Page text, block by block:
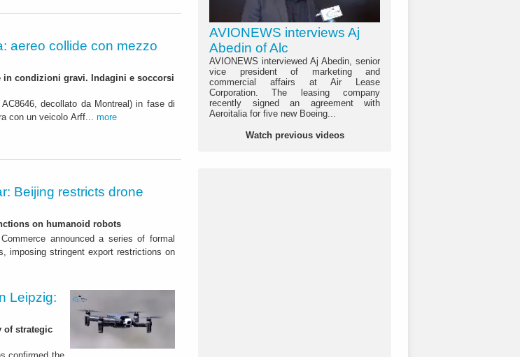
aereo collide con mezzo
in condizioni gravi. Indagini e soccorsi
decollato da Montreal) in fase di
con un veicolo Arff... more
Beijing restricts drone
on humanoid robots
announced a series of formal
imposing stringent export restrictions on
Leipzig:
of strategic
AVIONEWS interviews Aj
Abedin of Alc
AVIONEWS interviewed Aj Abedin, senior
vice president of marketing and
commercial affairs at Air Lease
Corporation. The leasing company
recently signed an agreement with
Aeroitalia for five new Boeing...
Watch previous videos